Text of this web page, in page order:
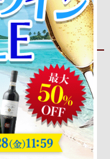
ワインの産地とし
す。ワイン生産に
ワインの品質と生
ルネ・ソーヴィニ
ョン・ブラン、シャ
品種が栽培されて